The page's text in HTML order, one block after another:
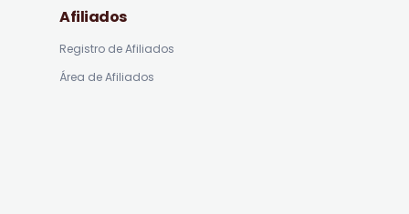
Afiliados
Registro de Afiliados
Área de Afiliados